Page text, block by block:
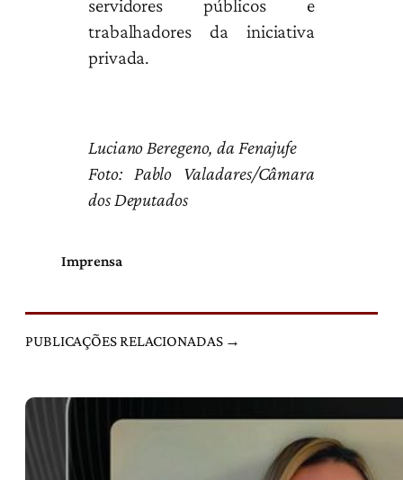
servidores públicos e
trabalhadores da iniciativa
privada.
Luciano Beregeno, da Fenajufe
Foto: Pablo Valadares/Câmara
dos Deputados
Imprensa
PUBLICAÇÕES RELACIONADAS →